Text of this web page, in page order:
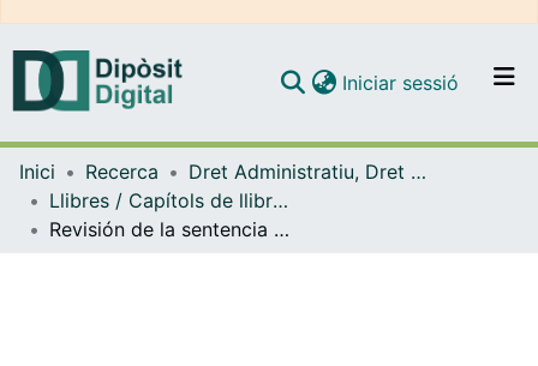
Navega per tot el DD
Com publicar
Iniciar sessió (current)
Inici Recerca
Dret Administratiu, Dret Processal i Dret Financer i Tributari
Llibres / Capítols de llibre (Dret Administratiu, Dret Processal i Dret Financer i Tributari)
Revisión de la sentencia firme en el proceso penal